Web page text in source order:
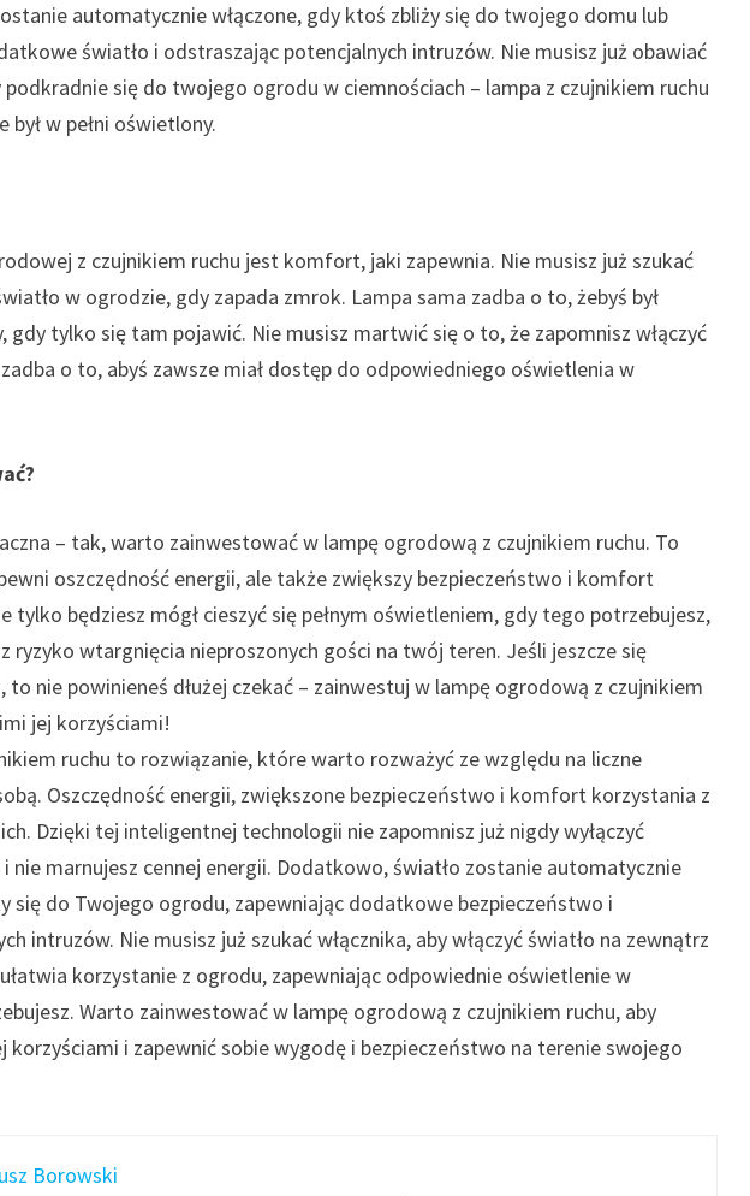
automatycznie włączone, gdy ktoś zbliży się do twojego domu lub
światło i odstraszając potencjalnych intruzów. Nie musisz już obawiać
się do twojego ogrodu w ciemnościach – lampa z czujnikiem ruchu
był w pełni oświetlony.
z czujnikiem ruchu jest komfort, jaki zapewnia. Nie musisz już szukać
w ogrodzie, gdy zapada zmrok. Lampa sama zadba o to, żebyś był
tylko się tam pojawić. Nie musisz martwić się o to, że zapomnisz włączyć
o to, abyś zawsze miał dostęp do odpowiedniego oświetlenia w
– tak, warto zainwestować w lampę ogrodową z czujnikiem ruchu. To
oszczędność energii, ale także zwiększy bezpieczeństwo i komfort
tylko będziesz mógł cieszyć się pełnym oświetleniem, gdy tego potrzebujesz,
ryzyko wtargnięcia nieproszonych gości na twój teren. Jeśli jeszcze się
to nie powinieneś dłużej czekać – zainwestuj w lampę ogrodową z czujnikiem
jej korzyściami!
ruchu to rozwiązanie, które warto rozważyć ze względu na liczne
Oszczędność energii, zwiększone bezpieczeństwo i komfort korzystania z
Dzięki tej inteligentnej technologii nie zapomnisz już nigdy wyłączyć
nie marnujesz cennej energii. Dodatkowo, światło zostanie automatycznie
się do Twojego ogrodu, zapewniając dodatkowe bezpieczeństwo i
intruzów. Nie musisz już szukać włącznika, aby włączyć światło na zewnątrz
korzystanie z ogrodu, zapewniając odpowiednie oświetlenie w
Warto zainwestować w lampę ogrodową z czujnikiem ruchu, aby
korzyściami i zapewnić sobie wygodę i bezpieczeństwo na terenie swojego
Borowski